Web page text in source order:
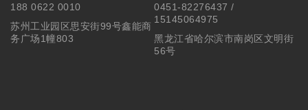
188 0622 0010
苏州工业园区思安街99号鑫能商
务广场1幢803
0451-82276437 /
15145064975
黑龙江省哈尔滨市南岗区文明街
56号